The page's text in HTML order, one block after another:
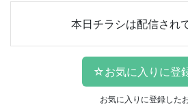
本日チラシは配信され
お気に入りに登録した